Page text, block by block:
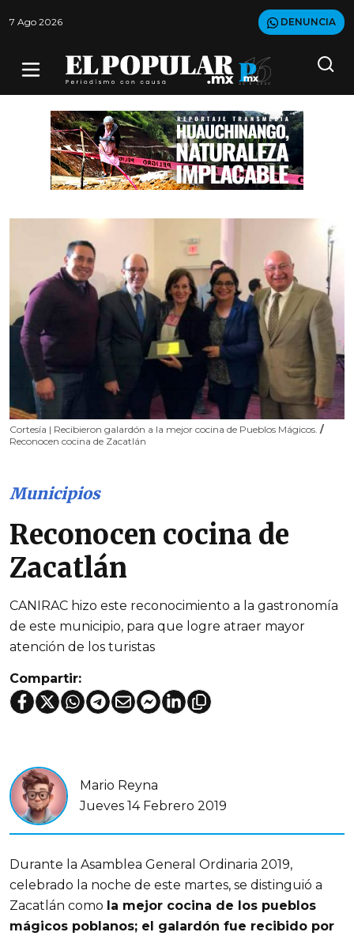
7 Ago 2026 DENUNCIA
Cortesía | Recibieron galardón a la mejor cocina de Pueblos Mágicos. /
Reconocen cocina de Zacatlán
Municipios
Reconocen cocina de
Zacatlán
CANIRAC hizo este reconocimiento a la gastronomía
de este municipio, para que logre atraer mayor
atención de los turistas
Compartir:
Mario Reyna
Jueves 14 Febrero 2019
Durante la Asamblea General Ordinaria 2019,
celebrado la noche de este martes, se distinguió a
Zacatlán como la mejor cocina de los pueblos
mágicos poblanos; el galardón fue recibido por